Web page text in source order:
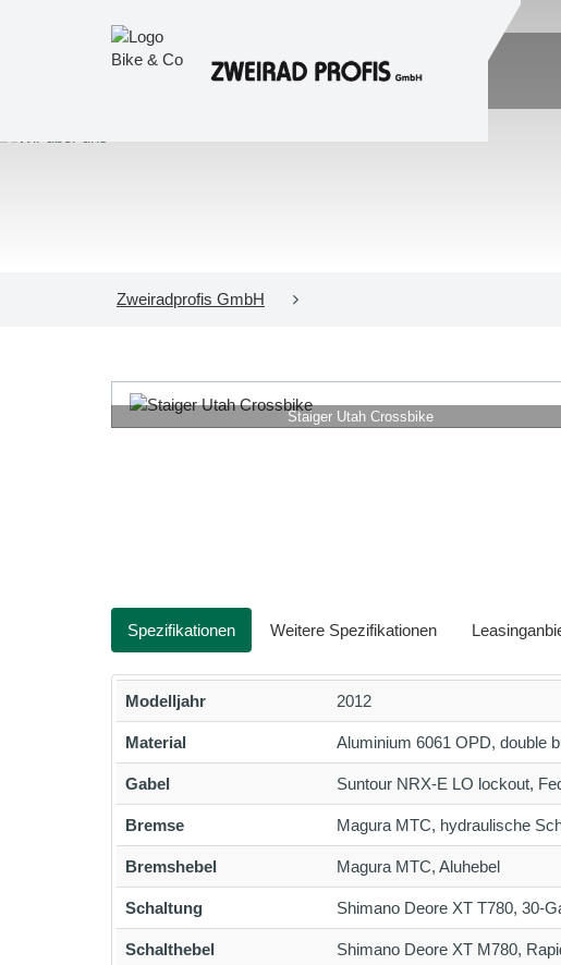
Zweiradprofis GmbH
Staiger Utah Crossbike
Spezifikationen Weitere Spezifikationen
Modelljahr 2012
Material Aluminium 6061 OPD, double
Gabel Suntour NRX-E LO lockout,
Bremse Magura MTC, hydraulische
Bremshebel Magura MTC, Aluhebel
Schaltung Shimano Deore XT T780, 30-
Schalthebel Shimano Deore XT M780,